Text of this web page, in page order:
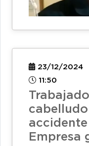
23/12/2024
11:50
Empresa